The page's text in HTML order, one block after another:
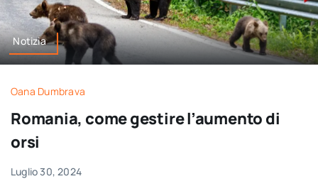
Notizia
Oana Dumbrava
Romania, come gestire l’aumento di
orsi
Luglio 30, 2024